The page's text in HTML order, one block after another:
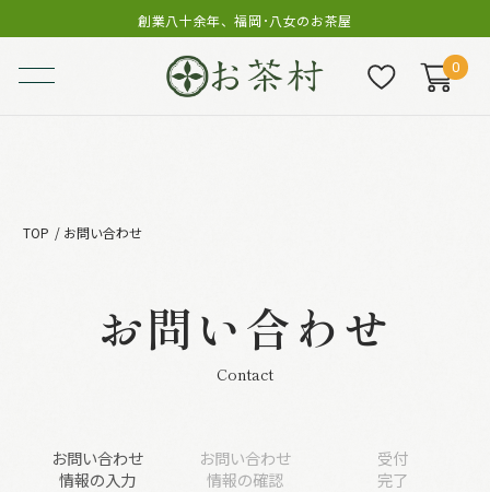
創業八十余年、福岡･八女のお茶屋
0
TOP お問い合わせ
お問い合わせ
Contact
お問い合わせ
情報の入力
お問い合わせ
情報の確認
受付
完了